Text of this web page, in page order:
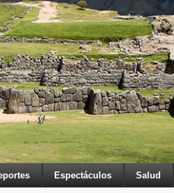
Espectáculos Salud